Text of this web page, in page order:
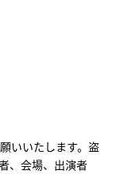
いいたします。盗
、会場、出演者